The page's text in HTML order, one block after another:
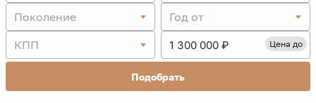
Поколение
Год от
КПП
Цена до
Подобрать